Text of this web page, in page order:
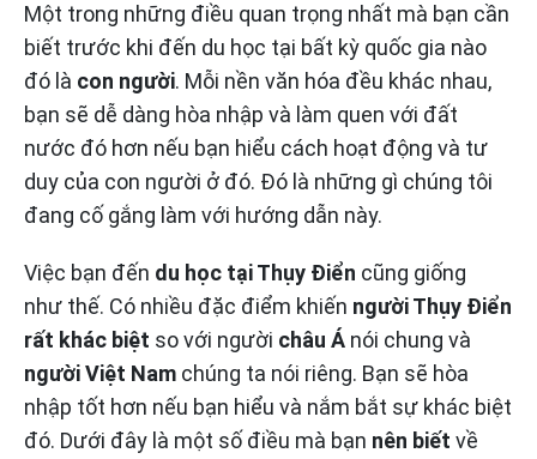
Một trong những điều quan trọng nhất mà bạn cần
biết trước khi đến du học tại bất kỳ quốc gia nào
đó là con người. Mỗi nền văn hóa đều khác nhau,
bạn sẽ dễ dàng hòa nhập và làm quen với đất
nước đó hơn nếu bạn hiểu cách hoạt động và tư
duy của con người ở đó. Đó là những gì chúng tôi
đang cố gắng làm với hướng dẫn này.
Việc bạn đến du học tại Thụy Điển cũng giống
như thế. Có nhiều đặc điểm khiến người Thụy Điển
rất khác biệt so với người châu Á nói chung và
người Việt Nam chúng ta nói riêng. Bạn sẽ hòa
nhập tốt hơn nếu bạn hiểu và nắm bắt sự khác biệt
đó. Dưới đây là một số điều mà bạn nên biết về